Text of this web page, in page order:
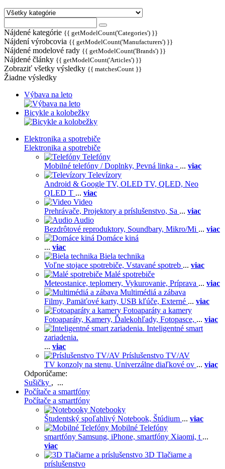
Nájdené kategórie {{ getModelCount('Categories') }}
Nájdení výrobcovia {{ getModelCount('Manufacturers') }}
Nájdené modelové rady {{ getModelCount('Brands') }}
Nájdené články {{ getModelCount('Articles') }}
Zobraziť všetky výsledky {{ matchesCount }}
Žiadne výsledky
Výbava na leto
Bicykle a kolobežky
Elektronika a spotrebiče
Elektronika a spotrebiče
Telefóny
Mobilné telefóny / Doplnky, Pevná linka - ... viac
Televízory
Android & Google TV, OLED TV, QLED, Neo
QLED T ... viac
Video
Prehrávače, Projektory a príslušenstvo, Sa ... viac
Audio
Bezdrôtové reproduktory, Soundbary, Mikro/Mi ... viac
Domáce kiná
... viac
Biela technika
Voľne stojace spotrebiče, Vstavané spotreb ... viac
Malé spotrebiče
Meteostanice, teplomery, Vykurovanie, Príprava ... viac
Multimédiá a zábava
Filmy, Pamäťové karty, USB kľúče, Externé ... viac
Fotoaparáty a kamery
Fotoaparáty, Kamery, Ďalekohľady, Fotopasce, ... viac
Inteligentné smart
zariadenia.
... viac
Príslušenstvo TV/AV
TV konzoly na stenu, Univerzálne diaľkové ov ... viac
Odporúčame:
Sušičky , ...
Počítače a smartfóny
Počítače a smartfóny
Notebooky
Študentský spoľahlivý Notebook, Štúdium ... viac
Mobilné Telefóny
smartfóny Samsung, iPhone, smartfóny Xiaomi, t ...
viac
3D Tlačiarne a
príslušenstvo